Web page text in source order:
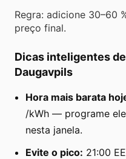
Regra: adicione 30–60
preço final.
Dicas inteligentes
Daugavpils
Hora mais barata
/kWh — programe
nesta janela.
Evite o pico: 21:00